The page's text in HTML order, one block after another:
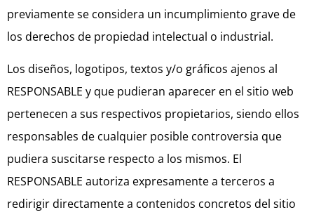
previamente se considera un incumplimiento grave de
los derechos de propiedad intelectual o industrial.
Los diseños, logotipos, textos y/o gráficos ajenos al
RESPONSABLE y que pudieran aparecer en el sitio web
pertenecen a sus respectivos propietarios, siendo ellos
responsables de cualquier posible controversia que
pudiera suscitarse respecto a los mismos. El
RESPONSABLE autoriza expresamente a terceros a
redirigir directamente a contenidos concretos del sitio